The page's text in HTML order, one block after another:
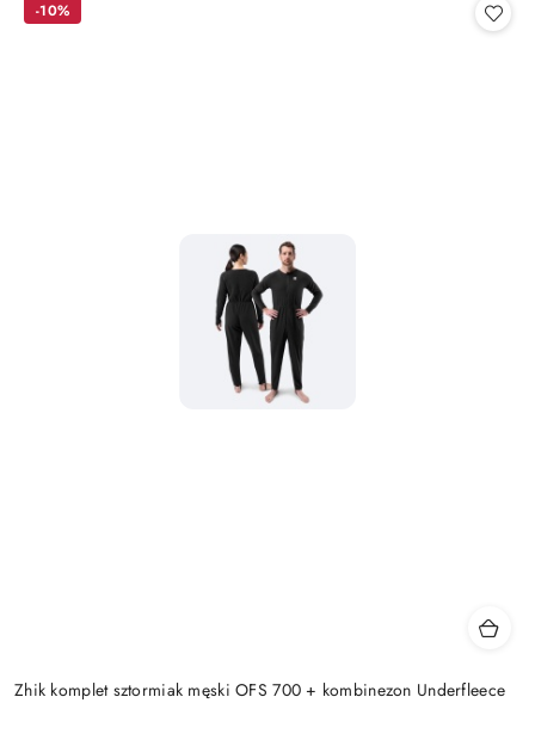
Zhik komplet sztormiak męski OFS 700 + kombinezon Underfleece
-10%